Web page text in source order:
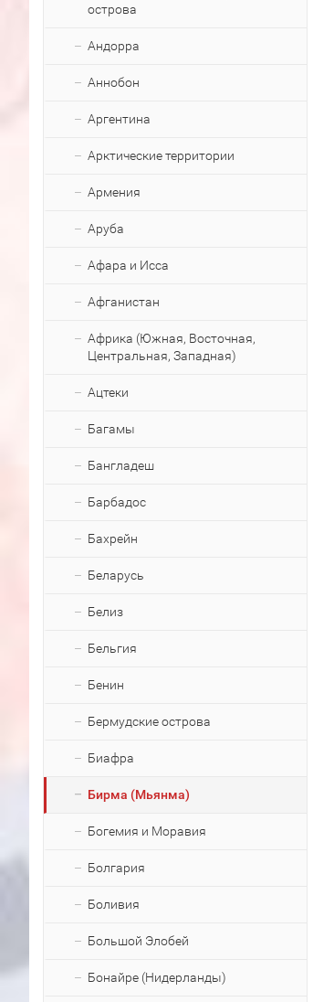
острова
Андорра
Аннобон
Аргентина
Арктические территории
Армения
Аруба
Афара и Исса
Афганистан
Африка (Южная, Восточная,
Центральная, Западная)
Ацтеки
Багамы
Бангладеш
Барбадос
Бахрейн
Беларусь
Белиз
Бельгия
Бенин
Бермудские острова
Биафра
Бирма (Мьянма)
Богемия и Моравия
Болгария
Боливия
Большой Элобей
Бонайре (Нидерланды)